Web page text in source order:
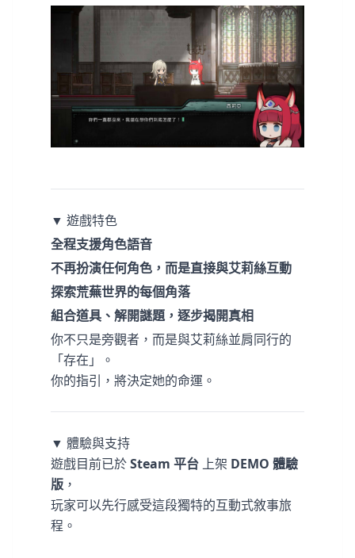
▼ 遊戲特色
全程支援角色語音
不再扮演任何角色，而是直接與艾莉絲互動
探索荒蕪世界的每個角落
組合道具、解開謎題，逐步揭開真相
你不只是旁觀者，而是與艾莉絲並肩同行的
「存在」。
你的指引，將決定她的命運。
▼ 體驗與支持
遊戲目前已於Steam 平台 上架 DEMO 體驗
版 ，
玩家可以先行感受這段獨特的互動式敘事旅
程。